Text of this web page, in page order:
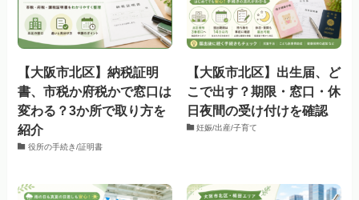
【大阪市北区】納税証明
書、市税か府税かで窓口は
変わる？3か所で取り方を
紹介
役所の手続き/証明書
【大阪市北区】出生届、ど
こで出す？期限・窓口・休
日夜間の受け付けを確認
妊娠/出産/子育て